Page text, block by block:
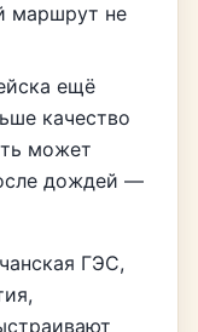
маршрут не
ещё
качество
может
дождей —
ГЭС,